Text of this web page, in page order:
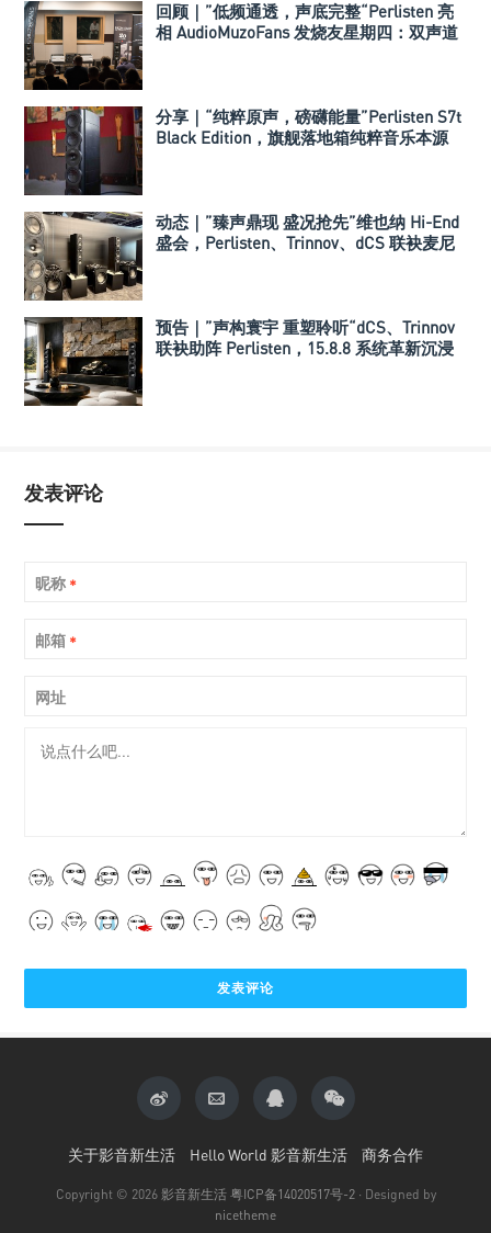
回顾｜”低频通透，声底完整“Perlisten 亮
相 AudioMuzoFans 发烧友星期四：双声道
分享｜“纯粹原声，磅礴能量”Perlisten S7t
Black Edition，旗舰落地箱纯粹音乐本源
动态｜”臻声鼎现 盛况抢先”维也纳 Hi-End
盛会，Perlisten、Trinnov、dCS 联袂麦尼
预告｜”声构寰宇 重塑聆听“dCS、Trinnov
联袂助阵 Perlisten，15.8.8 系统革新沉浸
发表评论
昵称 *
邮箱 *
网址
关于影音新生活 Hello World 影音新生活 商务合作
Copyright © 2026 影音新生活 粤ICP备14020517号-2 · Designed by
nicetheme